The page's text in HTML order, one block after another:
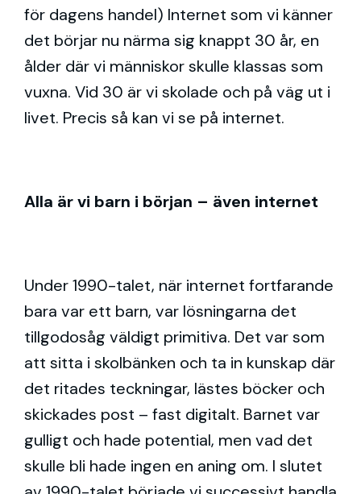
för dagens handel) Internet som vi känner
det börjar nu närma sig knappt 30 år, en
ålder där vi människor skulle klassas som
vuxna. Vid 30 är vi skolade och på väg ut i
livet. Precis så kan vi se på internet.
Alla är vi barn i början – även internet
Under 1990-talet, när internet fortfarande
bara var ett barn, var lösningarna det
tillgodosåg väldigt primitiva. Det var som
att sitta i skolbänken och ta in kunskap där
det ritades teckningar, lästes böcker och
skickades post – fast digitalt. Barnet var
gulligt och hade potential, men vad det
skulle bli hade ingen en aning om. I slutet